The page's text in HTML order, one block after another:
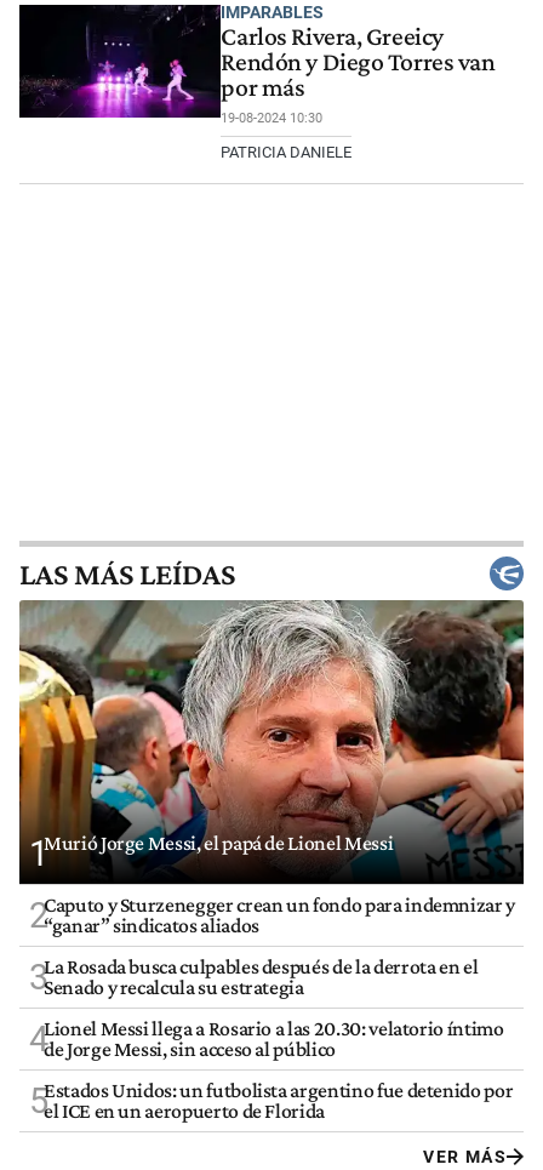
IMPARABLES
Carlos Rivera, Greeicy
Rendón y Diego Torres van
por más
19-08-2024 10:30
PATRICIA DANIELE
LAS MÁS LEÍDAS
1Murió Jorge Messi, el papá de Lionel Messi
2Caputo y Sturzenegger crean un fondo para indemnizar y
“ganar” sindicatos aliados
3La Rosada busca culpables después de la derrota en el
Senado y recalcula su estrategia
4Lionel Messi llega a Rosario a las 20.30: velatorio íntimo
de Jorge Messi, sin acceso al público
5Estados Unidos: un futbolista argentino fue detenido por
el ICE en un aeropuerto de Florida
VER MÁS